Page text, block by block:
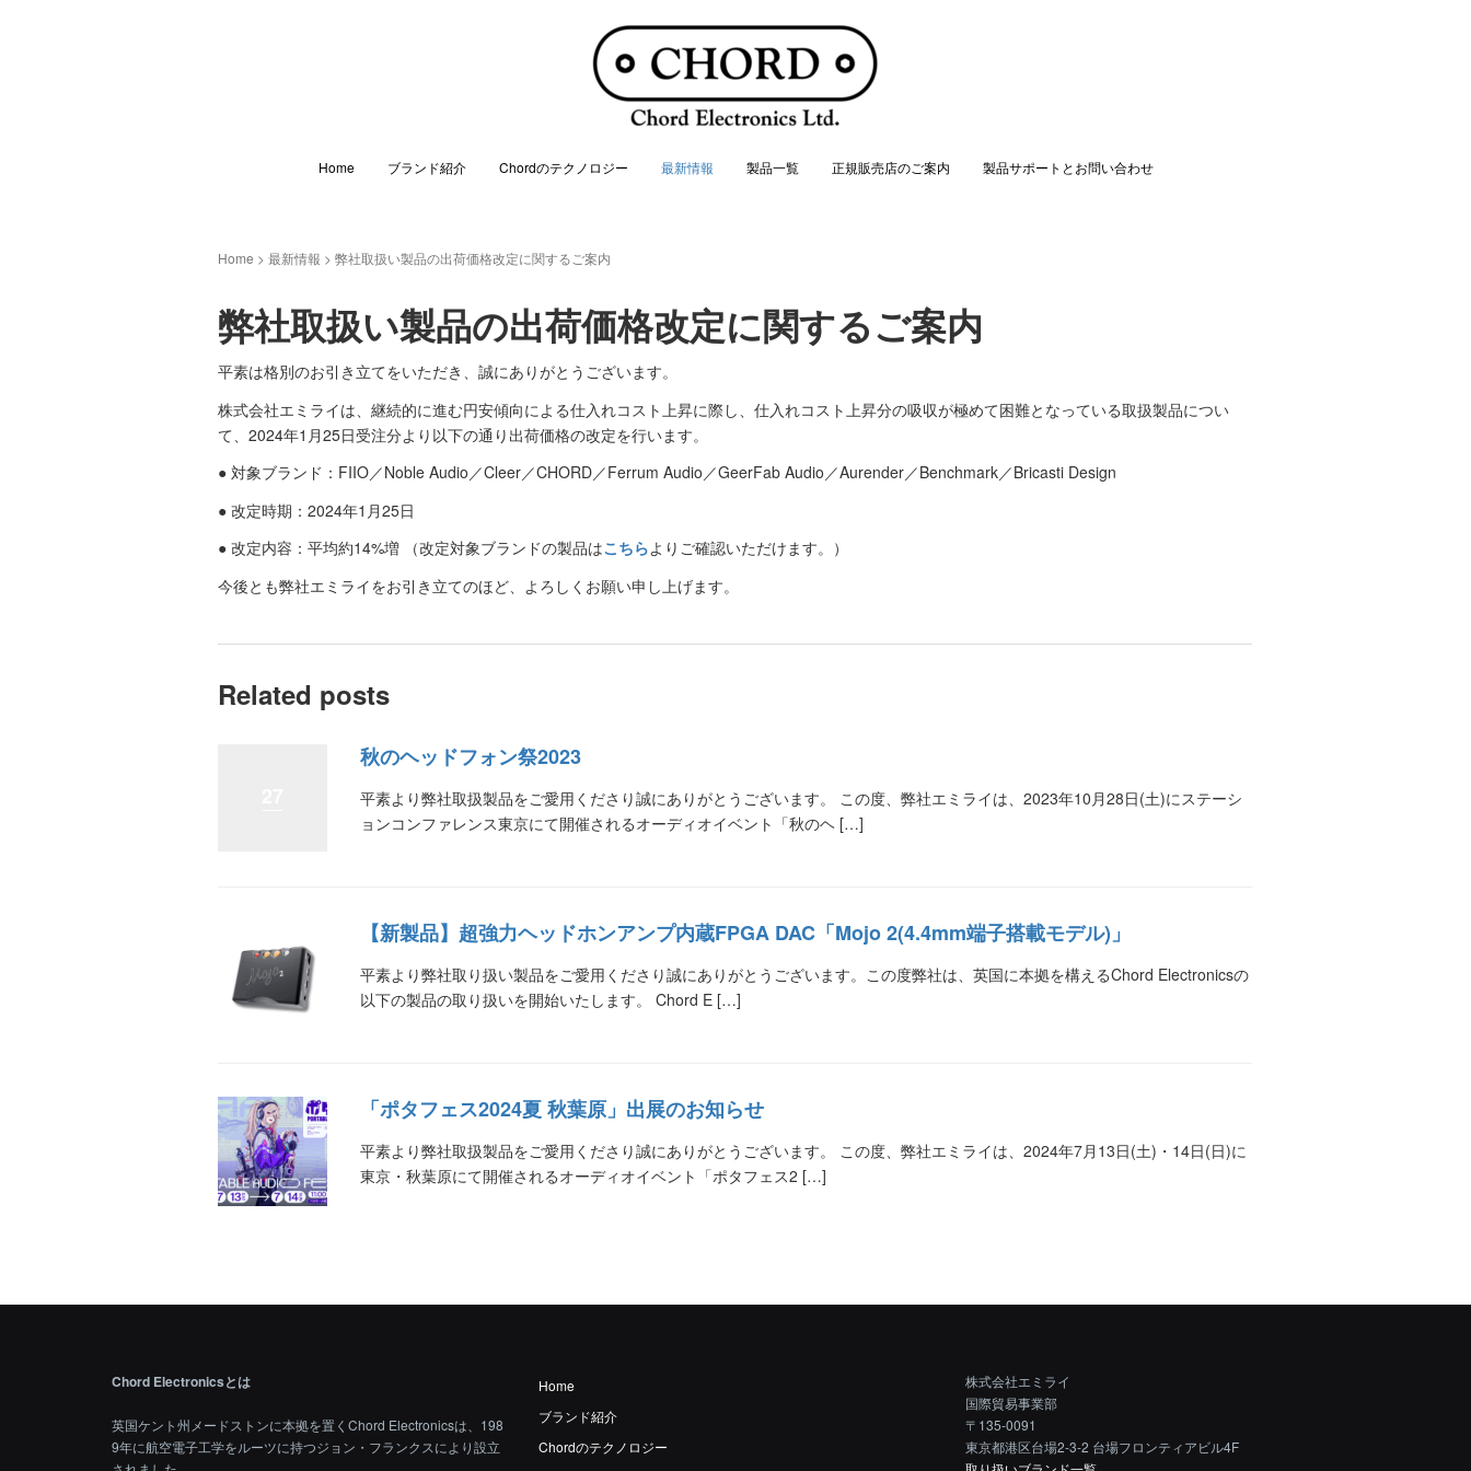
Home ブランド紹介 Chordのテクノロジー 最新情報 製品一覧 正規販売店のご案内 製品サポートとお問い合わせ
Home >最新情報 >弊社取扱い製品の出荷価格改定に関するご案内
弊社取扱い製品の出荷価格改定に関するご案内
平素は格別のお引き立てをいただき、誠にありがとうございます。
株式会社エミライは、継続的に進む円安傾向による仕入れコスト上昇に際し、仕入れコスト上昇分の吸収が極めて困難となっている取扱製品につい
て、2024年1月25日受注分より以下の通り出荷価格の改定を行います。
● 対象ブランド：FIIO／Noble Audio／Cleer／CHORD／Ferrum Audio／GeerFab Audio／Aurender／Benchmark／Bricasti Design
● 改定時期：2024年1月25日
● 改定内容：平均約14%増 （改定対象ブランドの製品はこちらよりご確認いただけます。）
今後とも弊社エミライをお引き立てのほど、よろしくお願い申し上げます。
Related posts
秋のヘッドフォン祭2023
平素より弊社取扱製品をご愛用くださり誠にありがとうございます。 この度、弊社エミライは、2023年10月28日(土)にステーシ
ョンコンファレンス東京にて開催されるオーディオイベント「秋のヘ […]
【新製品】超強力ヘッドホンアンプ内蔵FPGA DAC「Mojo 2(4.4mm端子搭載モデル)」
平素より弊社取り扱い製品をご愛用くださり誠にありがとうございます。この度弊社は、英国に本拠を構えるChord Electronicsの
以下の製品の取り扱いを開始いたします。 Chord E […]
「ポタフェス2024夏 秋葉原」出展のお知らせ
平素より弊社取扱製品をご愛用くださり誠にありがとうございます。 この度、弊社エミライは、2024年7月13日(土)・14日(日)に
東京・秋葉原にて開催されるオーディオイベント「ポタフェス2 […]
Chord Electronicsとは
英国ケント州メードストンに本拠を置くChord Electronicsは、198
9年に航空電子工学をルーツに持つジョン・フランクスにより設立
Home
ブランド紹介
Chordのテクノロジー
株式会社エミライ
国際貿易事業部
〒135-0091
東京都港区台場2-3-2 台場フロンティアビル4F